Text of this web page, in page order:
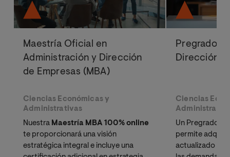
Maestría Oficial en
Administración y Dirección
de Empresas (MBA)
Ciencias Económicas y
Administrativas
Nuestra Maestría MBA 100% online
te proporcionará una visión
estratégica integral e incluye una
Pregrado
Dirección
Ciencias
Un Pregrado
permite
actualizado y